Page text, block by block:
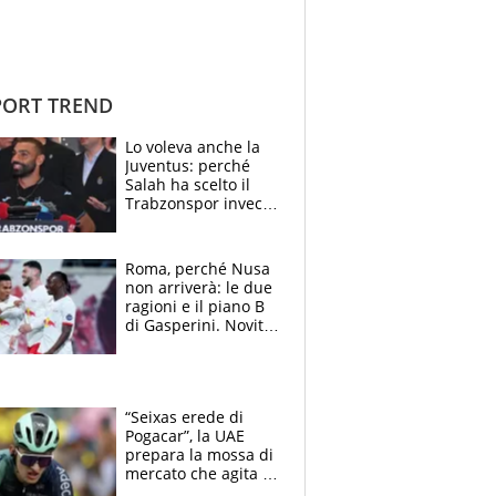
TREND
Lo voleva anche la
Juventus: perché
Salah ha scelto il
Trabzonspor invece
Roma, perché Nusa
non arriverà: le due
ragioni e il piano B
di Gasperini. Novità
“Seixas erede di
Pogacar”, la UAE
prepara la mossa di
mercato che agita la